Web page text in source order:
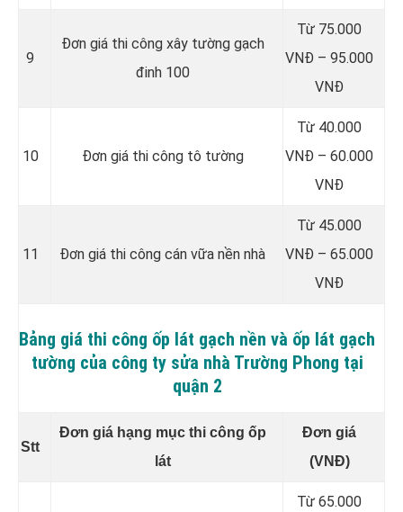
9
Đơn giá thi công xây tường gạch
đinh 100
Từ 75.000
VNĐ – 95.000
VNĐ
10 Đơn giá thi công tô tường
Từ 40.000
VNĐ – 60.000
VNĐ
11 Đơn giá thi công cán vữa nền nhà
Từ 45.000
VNĐ – 65.000
VNĐ
Bảng giá thi công ốp lát gạch nền và ốp lát gạch
tường của công ty sửa nhà Trường Phong tại
quận 2
Stt
Đơn giá hạng mục thi công ốp
lát
Đơn giá
(VNĐ)
Từ 65.000